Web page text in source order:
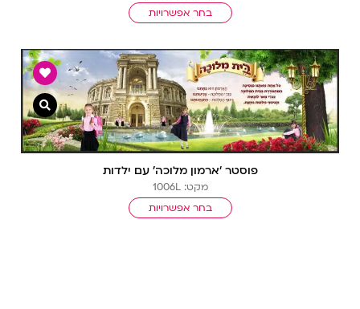
בחר אפשרויות
פוסטר ‘ארמון מלוכה’ עם ילדות
מקט: 1006L
בחר אפשרויות
צפייה